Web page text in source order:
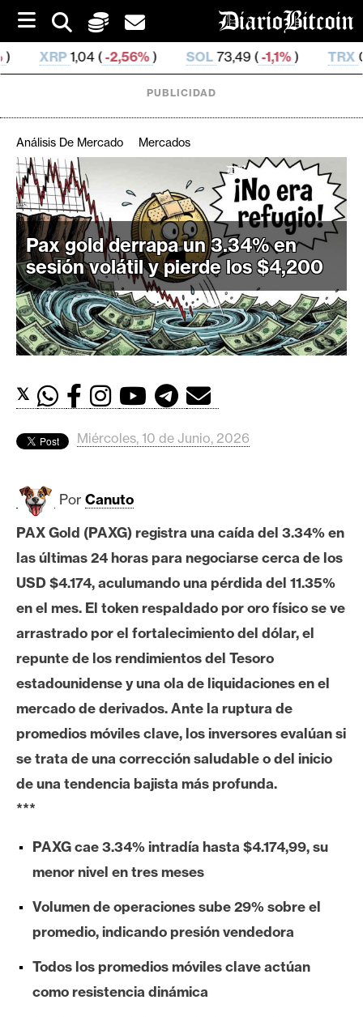
i
p
t
o
) SOL73,49 (-1,1% ) TRX0,327 994 (
C
r
i
p
t
o
M
e
r
d
s
B
t
c
o
i
E
t
e
r
e
I
n
á
PUBLICIDAD
Análisis De Mercado Mercados
Pax gold derrapa un 3.34% en
sesión volátil y pierde los $4,200
𝕏
Miércoles, 10 de Junio, 2026
Por Canuto
PAX Gold (PAXG) registra una caída del 3.34% en
las últimas 24 horas para negociarse cerca de los
USD $4.174, aculumando una pérdida del 11.35%
en el mes. El token respaldado por oro físico se ve
arrastrado por el fortalecimiento del dólar, el
repunte de los rendimientos del Tesoro
estadounidense y una ola de liquidaciones en el
mercado de derivados. Ante la ruptura de
promedios móviles clave, los inversores evalúan si
se trata de una corrección saludable o del inicio
de una tendencia bajista más profunda.
***
PAXG cae 3.34% intradía hasta $4.174,99, su
menor nivel en tres meses
Volumen de operaciones sube 29% sobre el
promedio, indicando presión vendedora
Todos los promedios móviles clave actúan
como resistencia dinámica